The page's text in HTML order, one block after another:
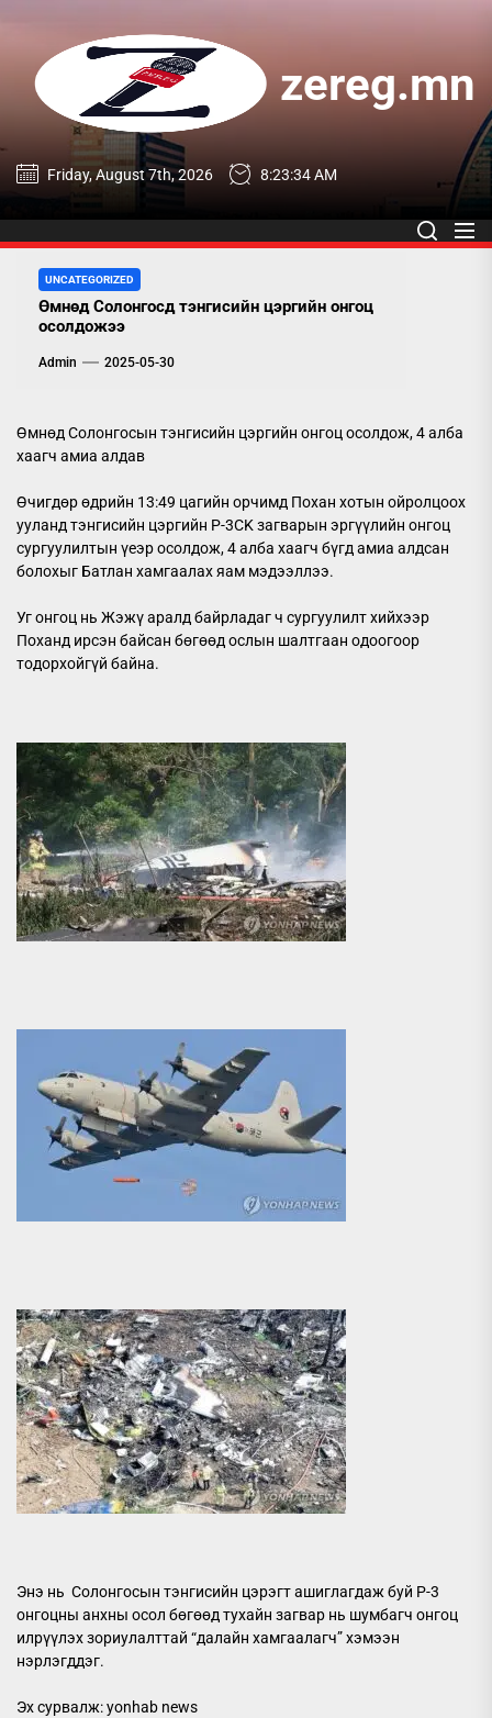
content
zereg.mn
zereg.mn
Friday, August 7th, 2026 8:23:35 AM
UNCATEGORIZED
Өмнөд Солонгосд тэнгисийн цэргийн онгоц
осолдожээ
Admin 2025-05-30
Өмнөд Солонгосын тэнгисийн цэргийн онгоц осолдож, 4 алба
хаагч амиа алдав
Өчигдөр өдрийн 13:49 цагийн орчимд Похан хотын ойролцоох
ууланд тэнгисийн цэргийн P-3CK загварын эргүүлийн онгоц
сургуулилтын үеэр осолдож, 4 алба хаагч бүгд амиа алдсан
болохыг Батлан хамгаалах яам мэдээллээ.
Уг онгоц нь Жэжү аралд байрладаг ч сургуулилт хийхээр
Поханд ирсэн байсан бөгөөд ослын шалтгаан одоогоор
тодорхойгүй байна.
Энэ нь Солонгосын тэнгисийн цэрэгт ашиглагдаж буй P-3
онгоцны анхны осол бөгөөд тухайн загвар нь шумбагч онгоц
илрүүлэх зориулалттай “далайн хамгаалагч” хэмээн
нэрлэгддэг.
Эх сурвалж: yonhab news